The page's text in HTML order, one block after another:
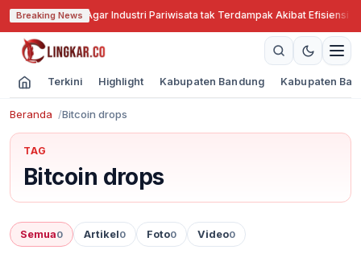
Breaking News
Cari Solusi Agar Industri Pariwisata tak Terdampak Akibat Efisiensi
Terkini Highlight Kabupaten Bandung Kabupaten
Beranda Bitcoin drops
TAG
Bitcoin drops
Semua0 Artikel0 Foto0 Video0